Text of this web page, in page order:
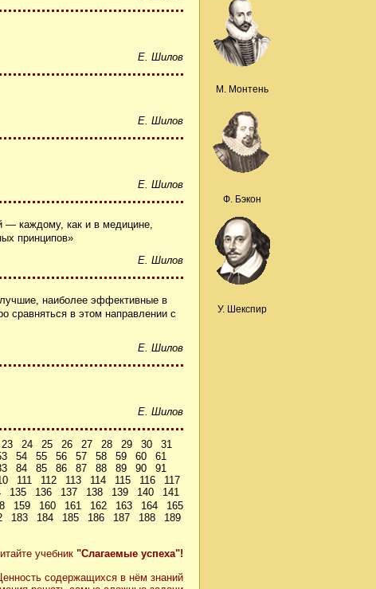
Е. Шилов
Е. Шилов
Е. Шилов
— каждому, как и в медицине,
принципов»
Е. Шилов
наиболее эффективные в
сравняться в этом направлении с
Е. Шилов
Е. Шилов
23 24 25 26 27 28 29 30
31
54 55 56 57 58 59 60
61
84 85 86 87 88 89 90
91
111 112 113 114 115 116
117
135 136 137 138 139 140
141
159 160 161 162 163 164
165
183 184 185 186 187 188
189
учебник "Слагаемые успеха"!
содержащихся в нём знаний
М. Монтень
Ф. Бэкон
У. Шекспир